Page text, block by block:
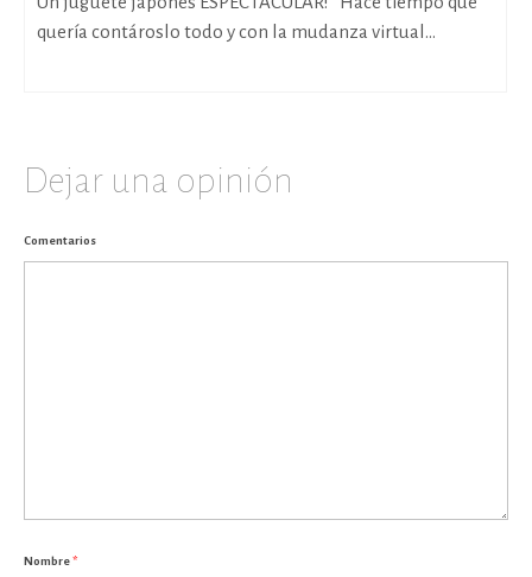
quería contároslo todo y con la mudanza virtual...
Dejar una opinión
Comentarios
Nombre*